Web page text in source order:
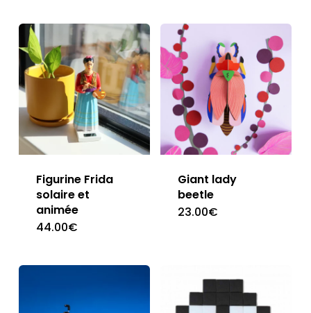
Figurine Frida
solaire et
animée
44.00€
Giant lady
beetle
23.00€